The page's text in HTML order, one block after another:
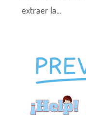
extraer la...